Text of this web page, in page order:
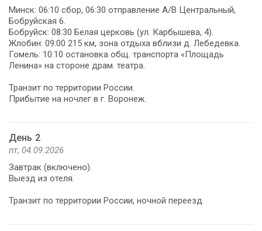
Минск: 06:10 сбор, 06:30 отправление А/В Центральный,
Бобруйская 6.
Бобруйск: 08:30 Белая церковь (ул. Карбышева, 4).
Жлобин: 09:00 215 км, зона отдыха вблизи д. Лебедевка.
Гомель: 10:10 остановка общ. транспорта «Площадь
Ленина» на стороне драм. театра.
Транзит по территории России.
Прибытие на ночлег в г. Воронеж.
День 2
пт, 04.09.2026
Завтрак (включено).
Выезд из отеля.
Транзит по территории России, ночной переезд.